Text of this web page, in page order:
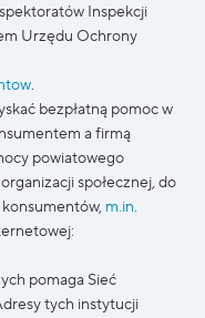
Inspekcji
Urzędu Ochrony
.
bezpłatną pomoc w
a firmą
powiatowego
społecznej, do
m.in.
pomaga Sieć
tych instytucji